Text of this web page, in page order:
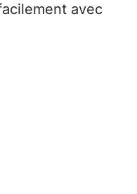
avec